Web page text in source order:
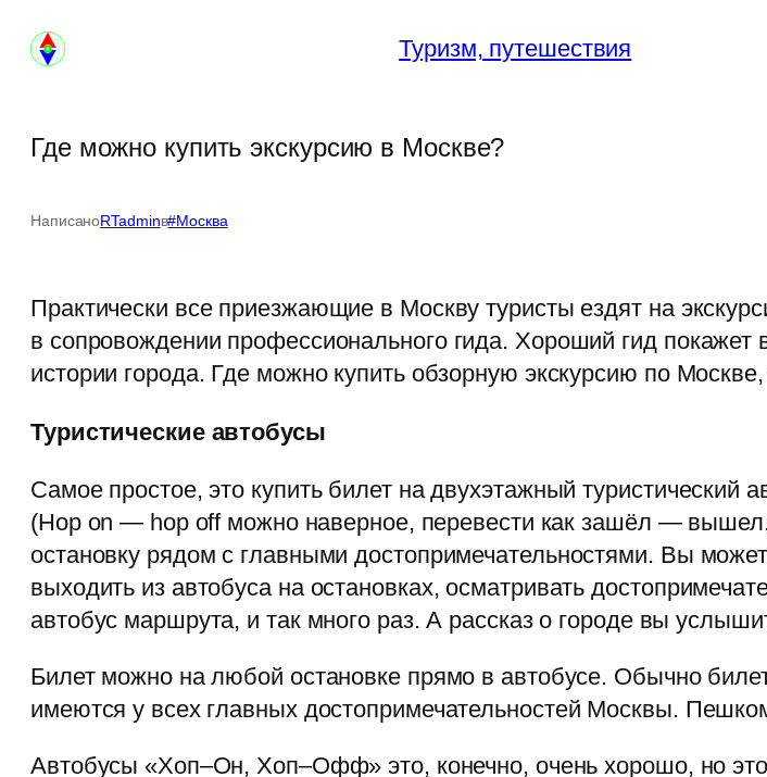
Туризм, путешествия
Где можно купить экскурсию в Москве?
НаписаноRTadminв#Москва
Практически все приезжающие в Москву туристы ездят на
в сопровождении профессионального гида. Хороший гид
истории города. Где можно купить обзорную экскурсию по
Туристические автобусы
Самое простое, это купить билет на двухэтажный
(Hop on — hop off можно наверное, перевести как зашёл —
остановку рядом с главными достопримечательностями. Вы
выходить из автобуса на остановках, осматривать
автобус маршрута, и так много раз. А рассказ о городе вы
Билет можно на любой остановке прямо в автобусе. Обычно
имеются у всех главных достопримечательностей Москвы.
Автобусы «Хоп–Он, Хоп–Офф» это, конечно, очень хорошо, но это